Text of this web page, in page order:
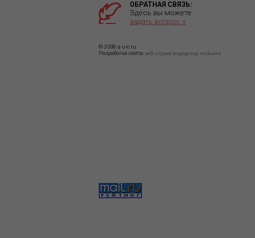
ОБРАТНАЯ СВЯЗЬ:
Здесь вы можете
задать вопрос »
© 2008 a-u-e.ru
Разработка сайта: веб-студия megagroup exclusive